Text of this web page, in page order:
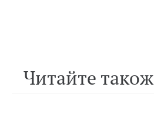
Читайте також